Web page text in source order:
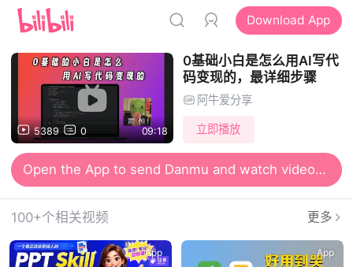
Download App
5389 0 09:18
0基础小白是怎么用AI写代
码变现的，最详细步骤
阿牛爱分享
立即播放
Open the App to send Danmu and watch videos together
100+个相关视频 更多
App App